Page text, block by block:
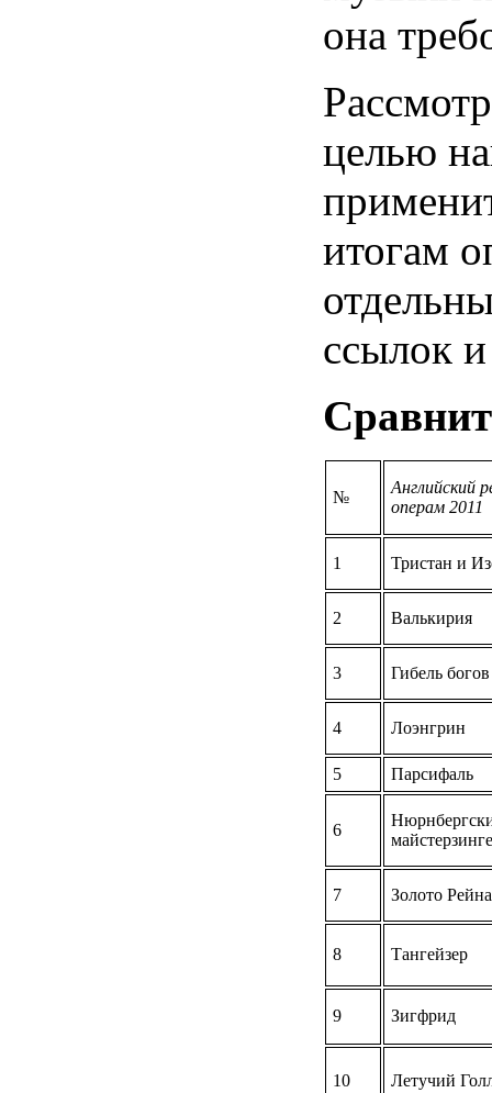
она
целью
итогам
ссылок
№
Английский
операм 2011
1 Тристан и
2 Валькирия
3 Гибель богов
4 Лоэнгрин
5 Парсифаль
6
7 Золото Рейна
8 Тангейзер
9 Зигфрид
10 Летучий